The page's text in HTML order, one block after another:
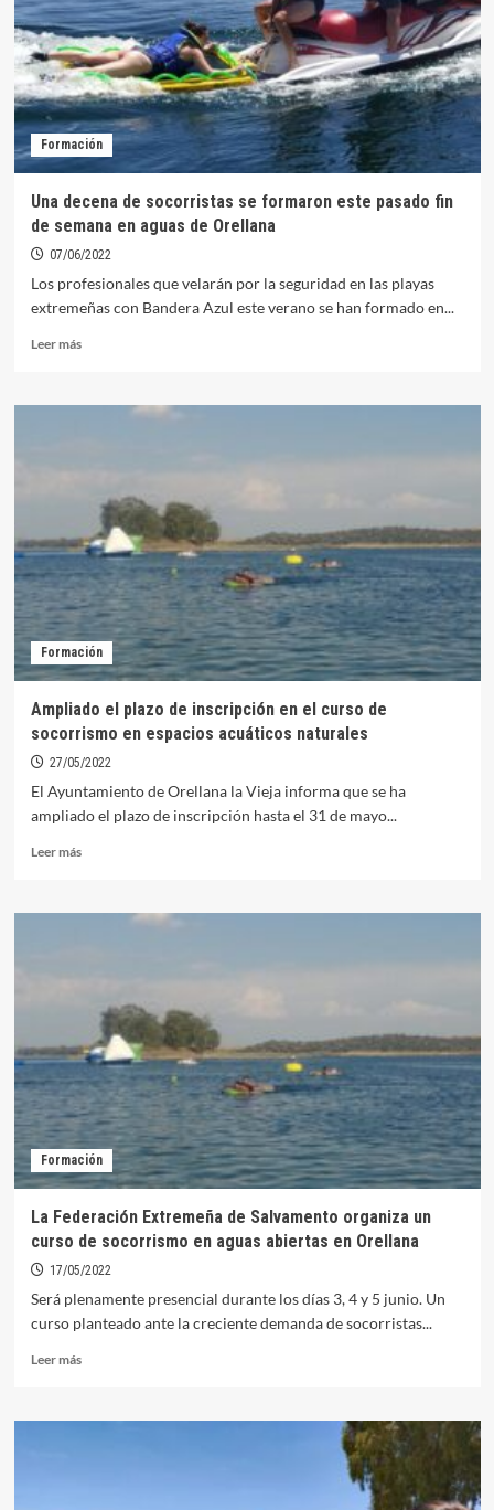
un
curso
de
socorrismo
en
aguas
abiertas
Formación
Una decena de socorristas se formaron este pasado fin
de semana en aguas de Orellana
07/06/2022
Los profesionales que velarán por la seguridad en las playas
extremeñas con Bandera Azul este verano se han formado en...
Leer másLeer
Una
formaron
este
pasado
fin
de
semana
en
aguas
de
Formación
Ampliado el plazo de inscripción en el curso de
socorrismo en espacios acuáticos naturales
27/05/2022
El Ayuntamiento de Orellana la Vieja informa que se ha
ampliado el plazo de inscripción hasta el 31 de mayo...
Leer másLeer
Ampliado
curso
de
socorrismo
en
espacios
acuáticos
naturales
Formación
La Federación Extremeña de Salvamento organiza un
curso de socorrismo en aguas abiertas en Orellana
17/05/2022
Será plenamente presencial durante los días 3, 4 y 5 junio. Un
curso planteado ante la creciente demanda de socorristas...
Leer másLeer
La